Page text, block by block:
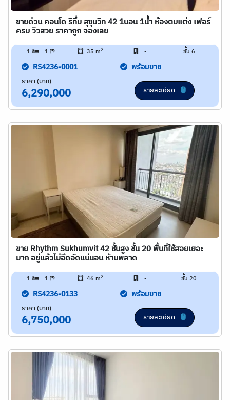
ขายด่วน คอนโด ริทึ่ม สุขุมวิท 42 1นอน 1น้ำ ห้องตบแต่ง เฟอร์
ครบ วิวสวย ราคาถูก จองเลย
1 1 35 m2 - ชั้น 6
RS4236-0001 พร้อมขาย
ราคา (บาท)
6,290,000 รายละเอียด
ขาย Rhythm Sukhumvit 42 ชั้นสูง ชั้น 20 พื้ินที่ใช้สอยเยอะ
มาก อยู่แล้วไม่อึดอัดแน่นอน ห้ามพลาด
1 1 46 m2 - ชั้น 20
RS4236-0133 พร้อมขาย
ราคา (บาท)
6,750,000 รายละเอียด